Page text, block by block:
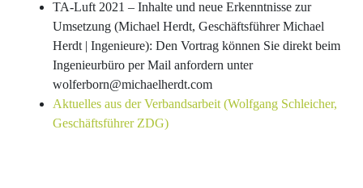
TA-Luft 2021 – Inhalte und neue Erkenntnisse zur
Umsetzung (Michael Herdt, Geschäftsführer Michael
Herdt | Ingenieure): Den Vortrag können Sie direkt beim
Ingenieurbüro per Mail anfordern unter
wolferborn@michaelherdt.com
Aktuelles aus der Verbandsarbeit (Wolfgang Schleicher,
Geschäftsführer ZDG)